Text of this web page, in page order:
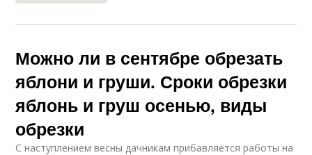
Можно ли в сентябре обрезать
яблони и груши. Сроки обрезки
яблонь и груш осенью, виды
обрезки
С наступлением весны дачникам прибавляется работы на